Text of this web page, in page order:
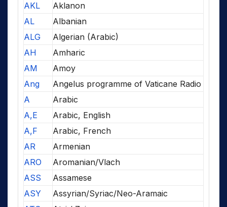
AKL
Aklanon
AL
Albanian
ALG
Algerian (Arabic)
AH
Amharic
AM
Amoy
Ang
Angelus programme of Vaticane Radio
A
Arabic
A,E
Arabic, English
A,F
Arabic, French
AR
Armenian
ARO
Aromanian/Vlach
ASS
Assamese
ASY
Assyrian/Syriac/Neo-Aramaic